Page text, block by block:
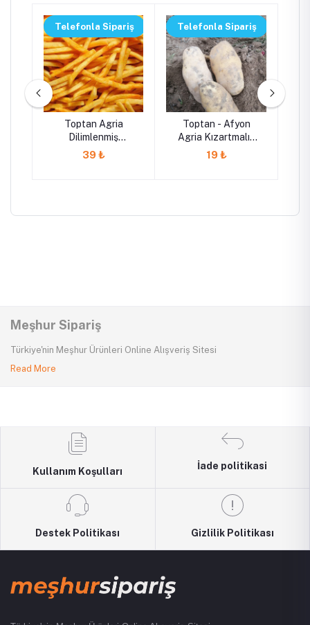
Telefonla Sipariş
Toptan Agria
Dilimlenmiş
Dondurulmuş
39 ₺
Telefonla Sipariş
Toptan - Afyon
Agria Kızartmalık
Patates - İhracat
19 ₺
Meşhur Sipariş
Türkiye'nin Meşhur Ürünleri Online Alışveriş Sitesi
Read More
Kullanım Koşulları
İade politikasi
Destek Politikası Gizlilik Politikası